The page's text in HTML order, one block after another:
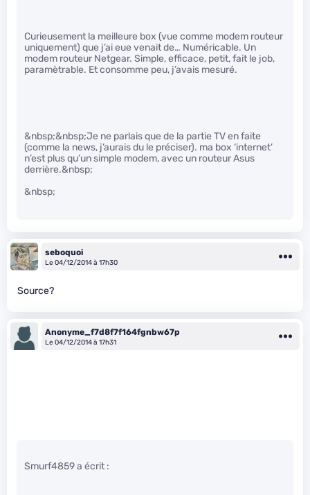
Curieusement la meilleure box (vue comme modem routeur
uniquement) que j’ai eue venait de… Numéricable. Un
modem routeur Netgear. Simple, efficace, petit, fait le job,
paramètrable. Et consomme peu, j’avais mesuré.
&nbsp;&nbsp;Je ne parlais que de la partie TV en faite
(comme la news, j’aurais du le préciser). ma box ‘internet’
n’est plus qu’un simple modem, avec un routeur Asus
derrière.&nbsp;
&nbsp;
seboquoi
Le 04/12/2014 à 17h30
Source?
Anonyme_f7d8f7f164fgnbw67p
Le 04/12/2014 à 17h31
Smurf4859 a écrit :